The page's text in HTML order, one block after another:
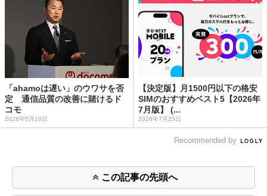
「ahamoは遅い」のウワサを否
定 通信品質の改善に賭けるド
コモ
2026年5月10日
【決定版】月1500円以下の格安
SIMのおすすめベスト5【2026年
7月版】 (...
2026年7月23日
Recommended by
この記事の先頭へ